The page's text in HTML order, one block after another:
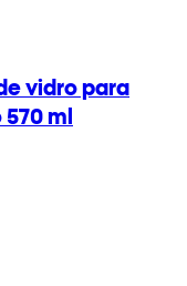
vidro para
ml